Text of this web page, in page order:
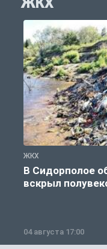
ЖКХ
В Сидорполое
вскрыл
04 августа 17:00